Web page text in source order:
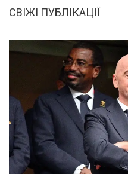
СВІЖІ ПУБЛІКАЦІЇ